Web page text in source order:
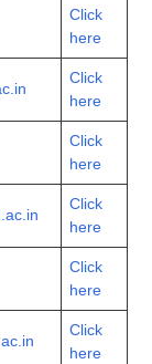
Click
here
Click
here
Click
here
Click
here
Click
here
Click
here